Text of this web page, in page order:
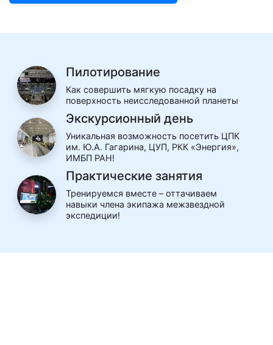
Пилотирование
Как совершить мягкую посадку на
поверхность неисследованной планеты
Экскурсионный день
Уникальная возможность посетить ЦПК
им. Ю.А. Гагарина, ЦУП, РКК «Энергия»,
ИМБП РАН!
Практические занятия
Тренируемся вместе – оттачиваем
навыки члена экипажа межзвездной
экспедиции!